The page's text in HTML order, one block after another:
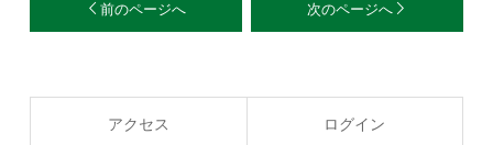
前のページへ 次のページへ
アクセス ログイン